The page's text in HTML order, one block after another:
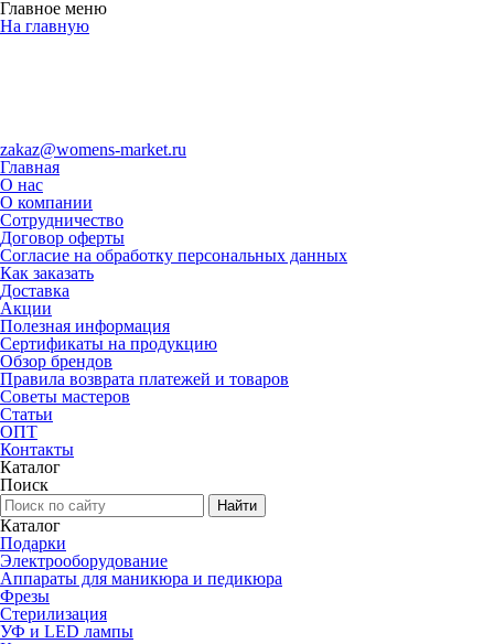
Главное меню
На главную
zakaz@womens-market.ru
Главная
О нас
О компании
Сотрудничество
Договор оферты
Согласие на обработку персональных данных
Как заказать
Доставка
Акции
Полезная информация
Сертификаты на продукцию
Обзор брендов
Правила возврата платежей и товаров
Советы мастеров
Статьи
ОПТ
Контакты
Каталог
Поиск
Каталог
Подарки
Электро­оборудование
Аппараты для маникюра и педикюра
Фрезы
Стерилизация
УФ и LED лампы